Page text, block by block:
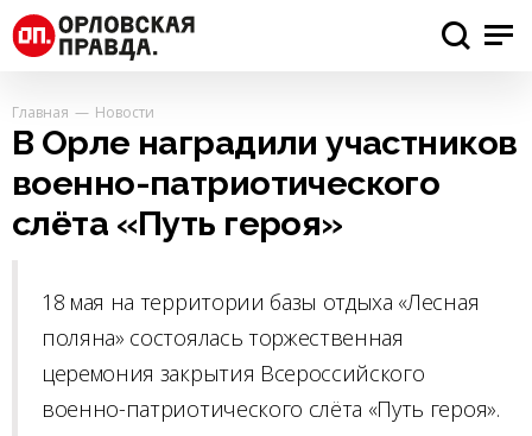
Главная Новости
В Орле наградили участников
военно-патриотического
слёта «Путь героя»
18 мая на территории базы отдыха «Лесная
поляна» состоялась торжественная
церемония закрытия Всероссийского
военно-патриотического слёта «Путь героя».